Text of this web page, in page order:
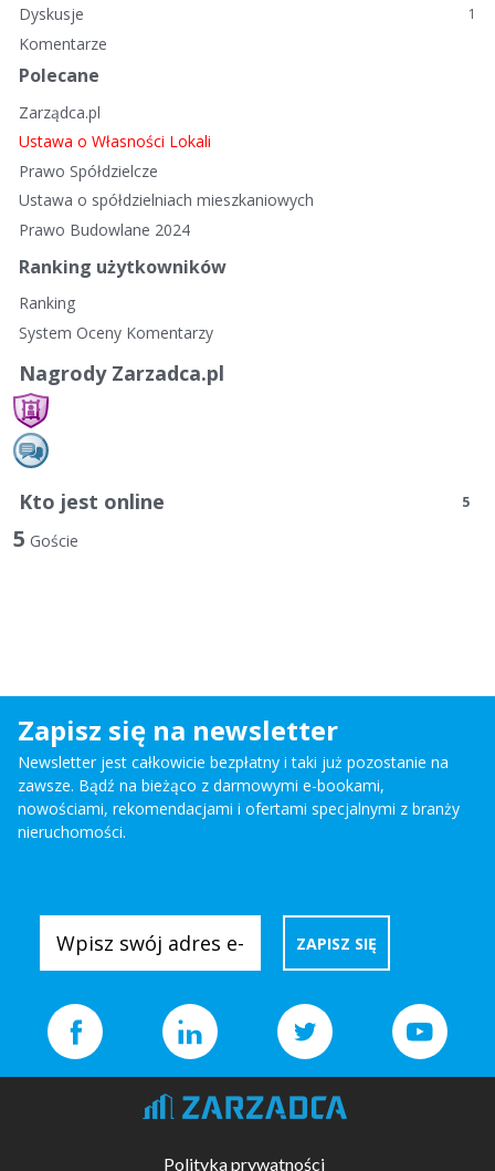
Dyskusje
1
Komentarze
Polecane
Zarządca.pl
Ustawa o Własności Lokali
Prawo Spółdzielcze
Ustawa o spółdzielniach mieszkaniowych
Prawo Budowlane 2024
Ranking użytkowników
Ranking
System Oceny Komentarzy
Nagrody Zarzadca.pl
Kto jest online 5
5 Goście
Zapisz się na newsletter
Newsletter jest całkowicie bezpłatny i taki już pozostanie na
zawsze. Bądź na bieżąco z darmowymi e-bookami,
nowościami, rekomendacjami i ofertami specjalnymi z branży
nieruchomości.
Polityka prywatności